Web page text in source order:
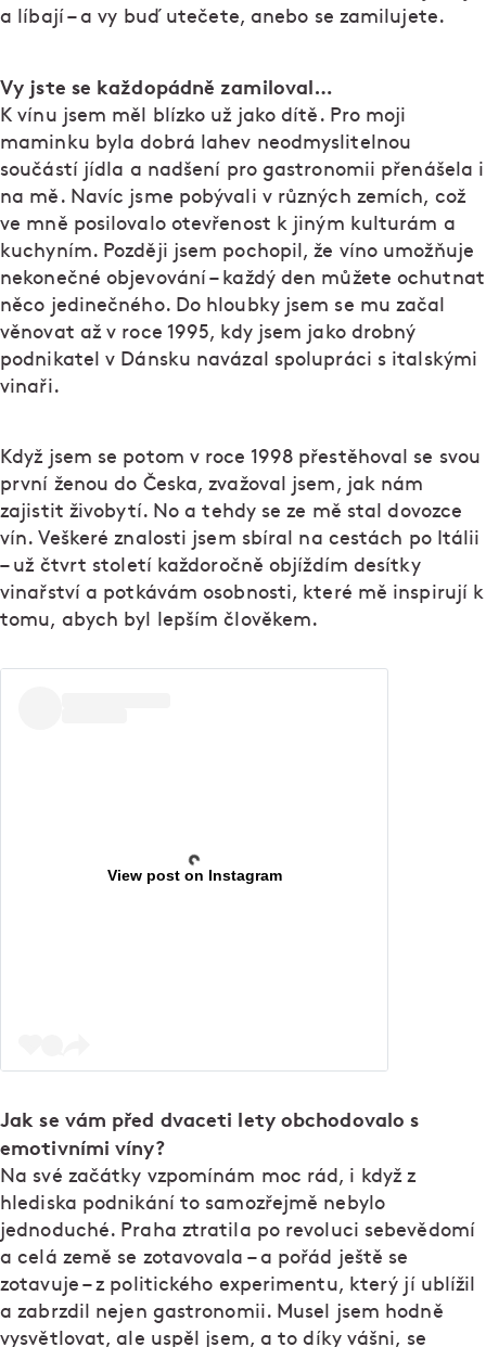
a líbají – a vy buď utečete, anebo se zamilujete.
Vy jste se každopádně zamiloval…
K vínu jsem měl blízko už jako dítě. Pro moji
maminku byla dobrá lahev neodmyslitelnou
součástí jídla a nadšení pro gastronomii přenášela i
na mě. Navíc jsme pobývali v různých zemích, což
ve mně posilovalo otevřenost k jiným kulturám a
kuchyním. Později jsem pochopil, že víno umožňuje
nekonečné objevování – každý den můžete ochutnat
něco jedinečného. Do hloubky jsem se mu začal
věnovat až v roce 1995, kdy jsem jako drobný
podnikatel v Dánsku navázal spolupráci s italskými
vinaři.
Když jsem se potom v roce 1998 přestěhoval se svou
první ženou do Česka, zvažoval jsem, jak nám
zajistit živobytí. No a tehdy se ze mě stal dovozce
vín. Veškeré znalosti jsem sbíral na cestách po Itálii
– už čtvrt století každoročně objíždím desítky
vinařství a potkávám osobnosti, které mě inspirují k
tomu, abych byl lepším člověkem.
View post on Instagram
Jak se vám před dvaceti lety obchodovalo s
emotivními víny?
Na své začátky vzpomínám moc rád, i když z
hlediska podnikání to samozřejmě nebylo
jednoduché. Praha ztratila po revoluci sebevědomí
a celá země se zotavovala – a pořád ještě se
zotavuje – z politického experimentu, který jí ublížil
a zabrzdil nejen gastronomii. Musel jsem hodně
vysvětlovat, ale uspěl jsem, a to díky vášni, se